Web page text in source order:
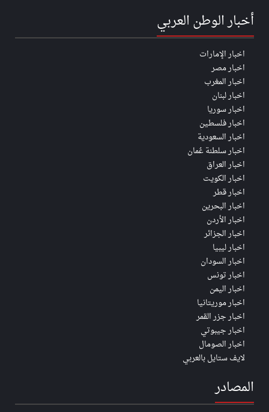
أخبار الوطن العربي
اخبار الإمارات
اخبار مصر
اخبار المغرب
اخبار لبنان
اخبار سوريا
اخبار فلسطين
اخبار السعودية
اخبار سلطنة عُمان
اخبار العراق
اخبار الكويت
اخبار قطر
اخبار البحرين
اخبار الأردن
اخبار الجزائر
اخبار ليبيا
اخبار السودان
اخبار تونس
اخبار اليمن
اخبار موريتانيا
اخبار جزر القمر
اخبار جيبوتي
اخبار الصومال
لايف ستايل بالعربي
المصادر